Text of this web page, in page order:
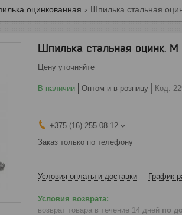
оцинкованная Шпилька стальная
Шпилька стальная оцинк. М
Цену уточняйте
В наличии Оптом и в розницу Код:
+375 (16) 255-08-12
Заказ только по телефону
Условия оплаты и доставки График
возврат товара в течение 14 дней по